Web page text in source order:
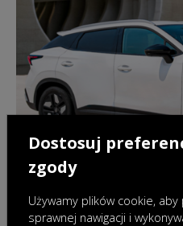
Dostosuj
zgody
Używamy plików cookie,
sprawnej nawigacji i